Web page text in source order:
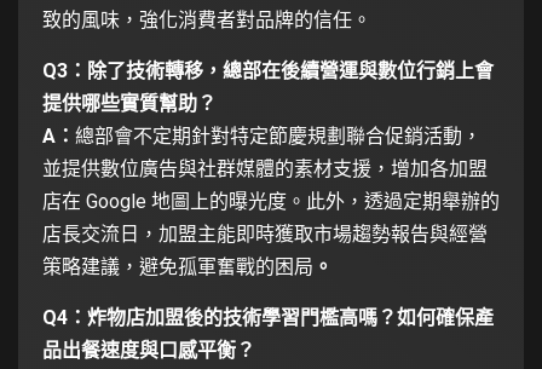
致的風味，強化消費者對品牌的信任。
Q3：除了技術轉移，總部在後續營運與數位行銷上會
提供哪些實質幫助？
A： 總部會不定期針對特定節慶規劃聯合促銷活動，
並提供數位廣告與社群媒體的素材支援，增加各加盟
店在 Google 地圖上的曝光度。此外，透過定期舉辦的
店長交流日，加盟主能即時獲取市場趨勢報告與經營
策略建議，避免孤軍奮戰的困局 。
Q4：炸物店加盟後的技術學習門檻高嗎？如何確保產
品出餐速度與口感平衡？